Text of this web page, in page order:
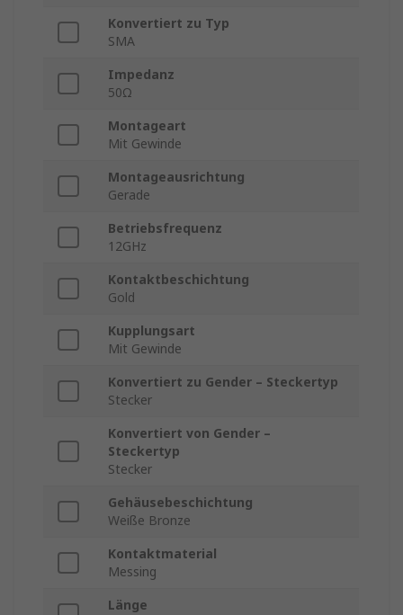
Konvertiert zu Typ
SMA
Impedanz
50Ω
Montageart
Mit Gewinde
Montageausrichtung
Gerade
Betriebsfrequenz
12GHz
Kontaktbeschichtung
Gold
Kupplungsart
Mit Gewinde
Konvertiert zu Gender – Steckertyp
Stecker
Konvertiert von Gender –
Steckertyp
Stecker
Gehäusebeschichtung
Weiße Bronze
Kontaktmaterial
Messing
Länge